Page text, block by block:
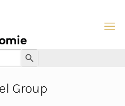
Zoekknop
Group